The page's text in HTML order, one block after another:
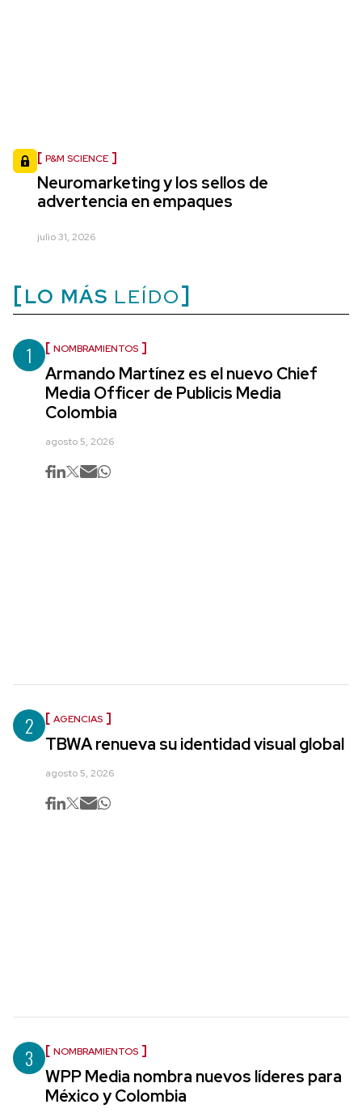
P&M SCIENCE
Neuromarketing y los sellos de
advertencia en empaques
julio 31, 2026
LO MÁS LEÍDO
1 NOMBRAMIENTOS
Armando Martínez es el nuevo Chief
Media Officer de Publicis Media
Colombia
agosto 5, 2026
2 AGENCIAS
TBWA renueva su identidad visual global
agosto 5, 2026
3 NOMBRAMIENTOS
WPP Media nombra nuevos líderes para
México y Colombia